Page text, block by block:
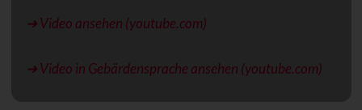
➜ Video ansehen (youtube.com)
➜ Video in Gebärdensprache ansehen (youtube.com)